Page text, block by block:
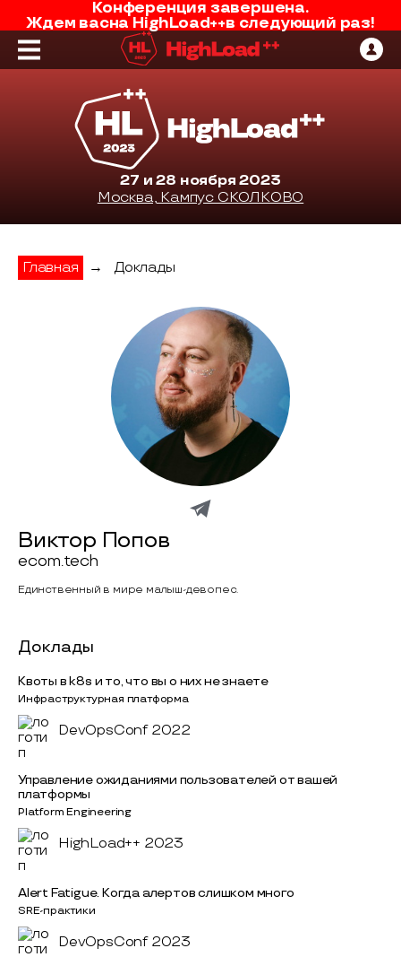
Конференция завершена.
Ждем васна HighLoad++в следующий раз!
27 и 28 ноября 2023
Москва, Кампус СКОЛКОВО
Главная → Доклады
Виктор Попов
ecom.tech
Единственный в мире малыш-девопес.
Доклады
Квоты в k8s и то, что вы о них не знаете
Инфраструктурная платформа
DevOpsConf 2022
Управление ожиданиями пользователей от вашей
платформы
Platform Engineering
HighLoad++ 2023
Alert Fatigue. Когда алертов слишком много
SRE-практики
DevOpsConf 2023